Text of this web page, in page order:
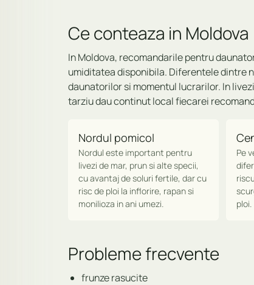
Ce conteaza in Moldova
In Moldova, recomandarile pentru
umiditatea disponibila. Diferentele dintre
daunatorilor si momentul lucrarilor. In
tarziu dau continut local fiecarei
Nordul pomicol
Nordul este important pentru
livezi de mar, prun si alte specii,
cu avantaj de soluri fertile, dar cu
risc de ploi la inflorire, rapan si
monilioza in ani umezi.
Pe
ploi.
Probleme frecvente
frunze rasucite